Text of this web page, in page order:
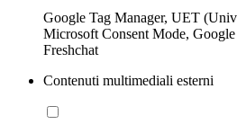
Google Tag Manager, UET
Microsoft Consent Mode,
Freshchat
Contenuti multimediali esterni